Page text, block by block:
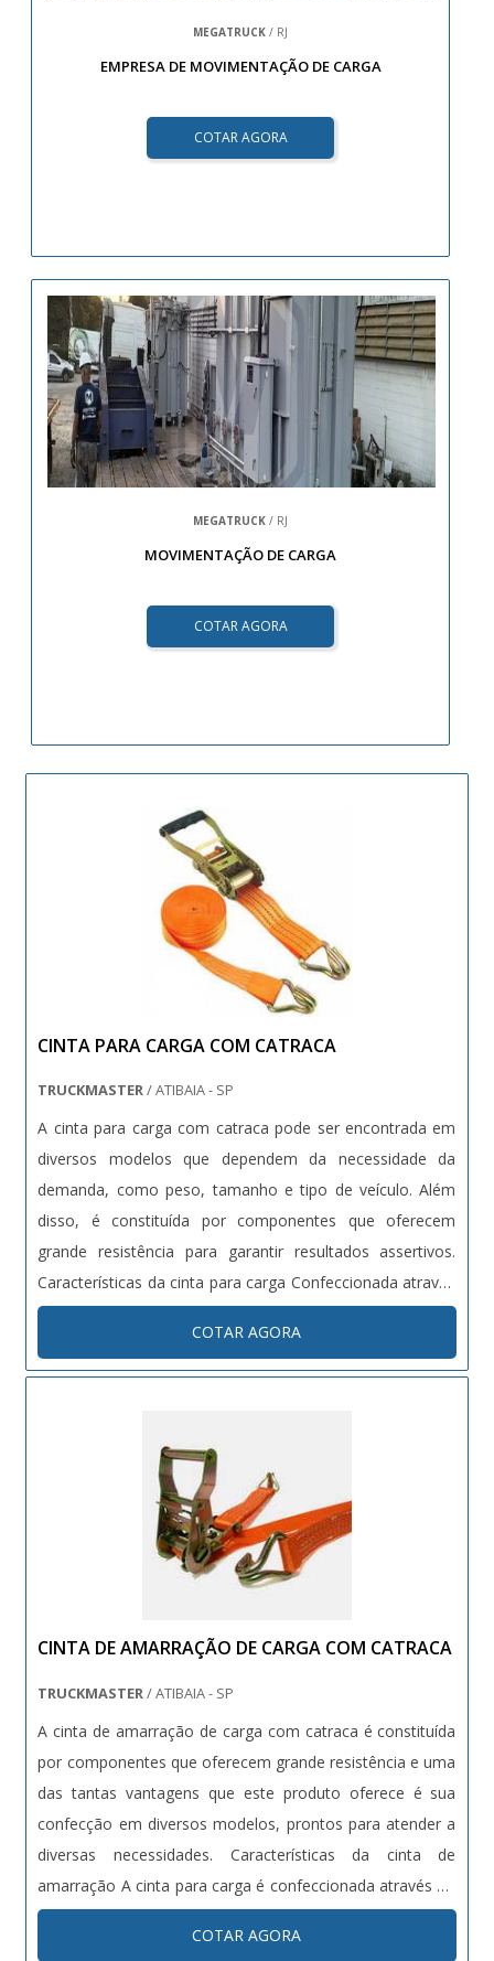
MEGATRUCK / RJ
EMPRESA DE MOVIMENTAÇÃO DE CARGA
COTAR AGORA
MEGATRUCK / RJ
MOVIMENTAÇÃO DE CARGA
COTAR AGORA
CINTA PARA CARGA COM CATRACA
TRUCKMASTER/ ATIBAIA - SP
A cinta para carga com catraca pode ser encontrada em
diversos modelos que dependem da necessidade da
demanda, como peso, tamanho e tipo de veículo. Além
disso, é constituída por componentes que oferecem
grande resistência para garantir resultados assertivos.
Características da cinta para carga Confeccionada através
do poliéster, material de alta resistência e ótima
durabilidade, a cinta para carga possui: Propriedade para
manter a seguranç...
COTAR AGORA
CINTA DE AMARRAÇÃO DE CARGA COM CATRACA
TRUCKMASTER/ ATIBAIA - SP
A cinta de amarração de carga com catraca é constituída
por componentes que oferecem grande resistência e uma
das tantas vantagens que este produto oferece é sua
confecção em diversos modelos, prontos para atender a
diversas necessidades. Características da cinta de
amarração A cinta para carga é confeccionada através do
poliéster, material de alta resistência e ótima durabilidade.
Por isso este equipamento possui: Propriedade para
COTAR AGORA